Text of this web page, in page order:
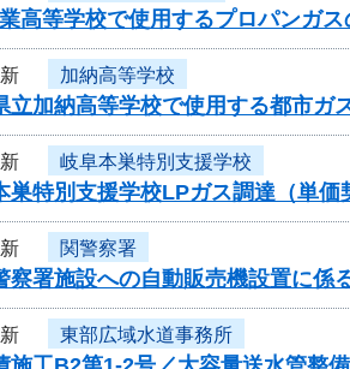
高等学校で使用するプロパンガ
加納高等学校
立加納高等学校で使用する都市ガ
岐阜本巣特別支援学校
巣特別支援学校LPガス調達（単
関警察署
署施設への自動販売機設置に係
東部広域水道事務所